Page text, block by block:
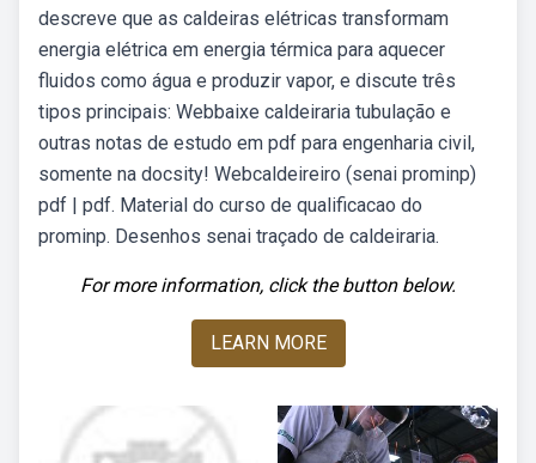
descreve que as caldeiras elétricas transformam
energia elétrica em energia térmica para aquecer
fluidos como água e produzir vapor, e discute três
tipos principais: Webbaixe caldeiraria tubulação e
outras notas de estudo em pdf para engenharia civil,
somente na docsity! Webcaldeireiro (senai prominp)
pdf | pdf. Material do curso de qualificacao do
prominp. Desenhos senai traçado de caldeiraria.
For more information, click the button below.
LEARN MORE